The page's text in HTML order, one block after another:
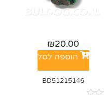
₪20.00
הוספה לסל
BD51215146